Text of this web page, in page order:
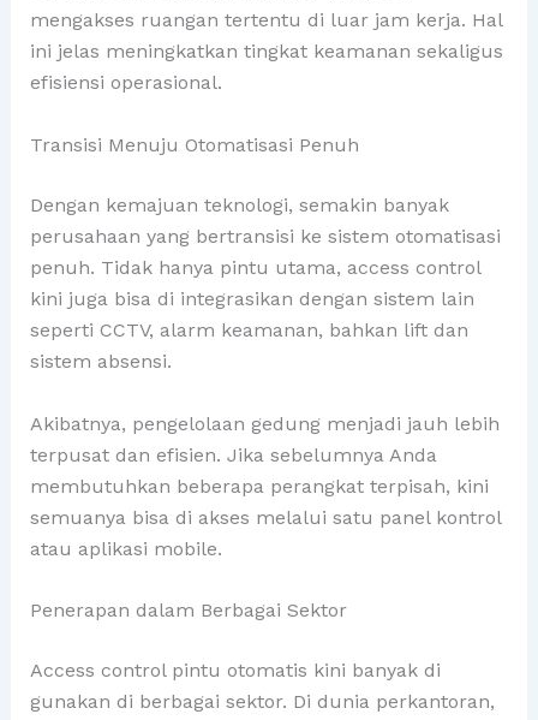
mengakses ruangan tertentu di luar jam kerja. Hal
ini jelas meningkatkan tingkat keamanan sekaligus
efisiensi operasional.
Transisi Menuju Otomatisasi Penuh
Dengan kemajuan teknologi, semakin banyak
perusahaan yang bertransisi ke sistem otomatisasi
penuh. Tidak hanya pintu utama, access control
kini juga bisa di integrasikan dengan sistem lain
seperti CCTV, alarm keamanan, bahkan lift dan
sistem absensi.
Akibatnya, pengelolaan gedung menjadi jauh lebih
terpusat dan efisien. Jika sebelumnya Anda
membutuhkan beberapa perangkat terpisah, kini
semuanya bisa di akses melalui satu panel kontrol
atau aplikasi mobile.
Penerapan dalam Berbagai Sektor
Access control pintu otomatis kini banyak di
gunakan di berbagai sektor. Di dunia perkantoran,